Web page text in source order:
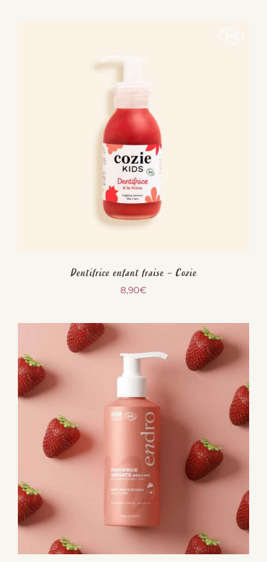
Dentifrice enfant fraise – Cozie
8,90€